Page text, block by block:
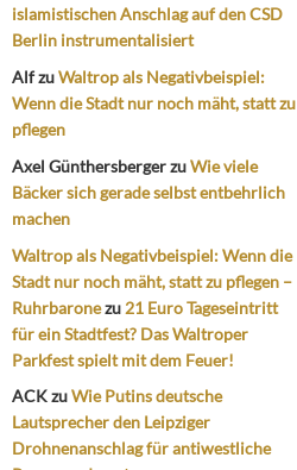
islamistischen Anschlag auf den CSD
Berlin instrumentalisiert
AlfzuWaltrop als Negativbeispiel:
Wenn die Stadt nur noch mäht, statt zu
pflegen
Axel GünthersbergerzuWie viele
Bäcker sich gerade selbst entbehrlich
machen
Waltrop als Negativbeispiel: Wenn die
Stadt nur noch mäht, statt zu pflegen –
Ruhrbaronezu 21 Euro Tageseintritt
für ein Stadtfest? Das Waltroper
Parkfest spielt mit dem Feuer!
ACKzuWie Putins deutsche
Lautsprecher den Leipziger
Drohnenanschlag für antiwestliche